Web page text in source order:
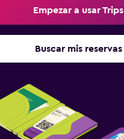
Empezar a usar Trips
Buscar mis reservas